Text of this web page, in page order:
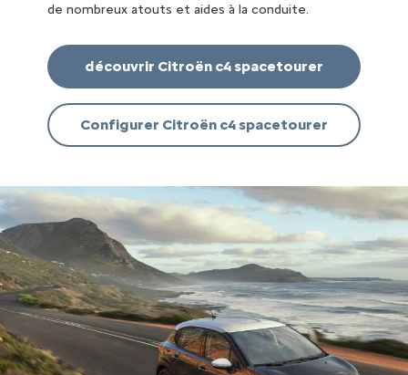
de nombreux atouts et aides à la conduite.
découvrir Citroën c4 spacetourer
Configurer Citroën c4 spacetourer